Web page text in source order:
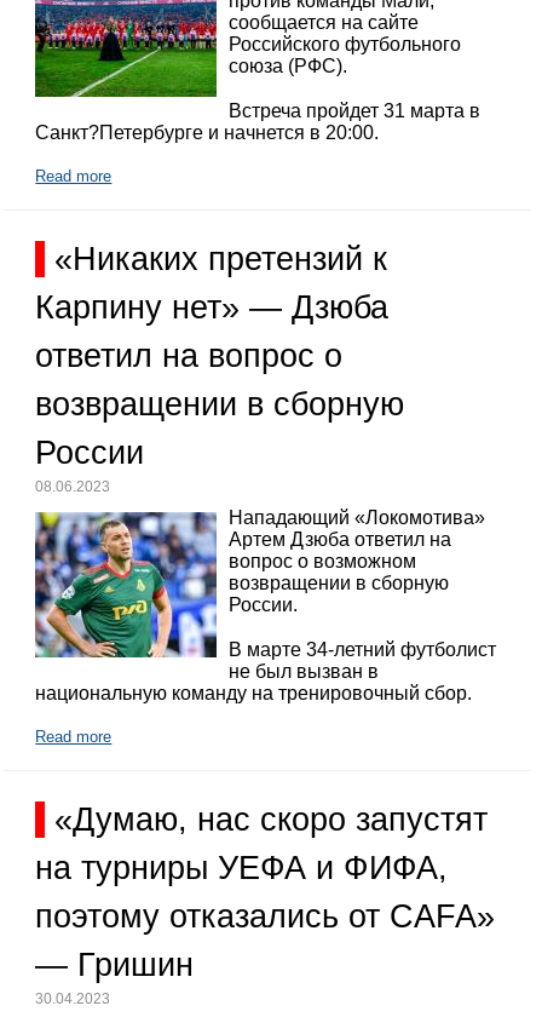
сообщается на сайте
Российского футбольного
союза (РФС).
Встреча пройдет 31 марта в
Санкт?Петербурге и начнется в 20:00.
Read more
«Никаких претензий к
Карпину нет» — Дзюба
ответил на вопрос о
возвращении в сборную
России
08.06.2023
Нападающий «Локомотива»
Артем Дзюба ответил на
вопрос о возможном
возвращении в сборную
России.
В марте 34-летний футболист
не был вызван в
национальную команду на тренировочный сбор.
Read more
«Думаю, нас скоро запустят
на турниры УЕФА и ФИФА,
поэтому отказались от CAFA»
— Гришин
30.04.2023